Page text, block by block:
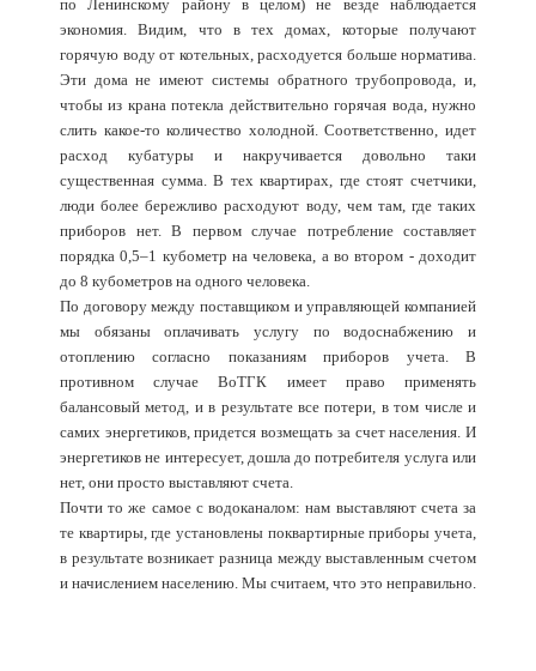
по Ленинскому району в целом) не везде наблюдается
экономия. Видим, что в тех домах, которые получают
горячую воду от котельных, расходуется больше норматива.
Эти дома не имеют системы обратного трубопровода, и,
чтобы из крана потекла действительно горячая вода, нужно
слить какое-то количество холодной. Соответственно, идет
расход кубатуры и накручивается довольно таки
существенная сумма. В тех квартирах, где стоят счетчики,
люди более бережливо расходуют воду, чем там, где таких
приборов нет. В первом случае потребление составляет
порядка 0,5–1 кубометр на человека, а во втором - доходит
до 8 кубометров на одного человека.
По договору между поставщиком и управляющей компанией
мы обязаны оплачивать услугу по водоснабжению и
отоплению согласно показаниям приборов учета. В
противном случае ВоТГК имеет право применять
балансовый метод, и в результате все потери, в том числе и
самих энергетиков, придется возмещать за счет населения. И
энергетиков не интересует, дошла до потребителя услуга или
нет, они просто выставляют счета.
Почти то же самое с водоканалом: нам выставляют счета за
те квартиры, где установлены поквартирные приборы учета,
в результате возникает разница между выставленным счетом
и начислением населению. Мы считаем, что это неправильно.